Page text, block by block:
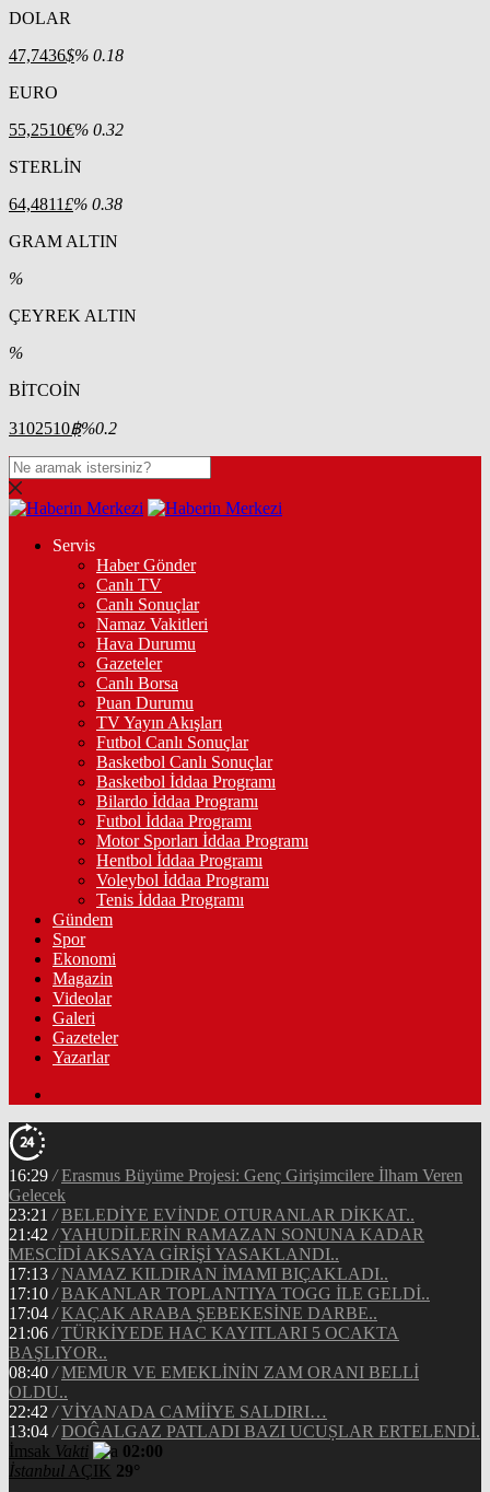
DOLAR
47,7436$% 0.18
EURO
55,2510€% 0.32
STERLİN
64,4811£% 0.38
GRAM ALTIN
%
ÇEYREK ALTIN
%
BİTCOİN
3102510฿%0.2
Servis
Haber Gönder
Canlı TV
Canlı Sonuçlar
Namaz Vakitleri
Hava Durumu
Gazeteler
Canlı Borsa
Puan Durumu
TV Yayın Akışları
Futbol Canlı Sonuçlar
Basketbol Canlı Sonuçlar
Basketbol İddaa Programı
Bilardo İddaa Programı
Futbol İddaa Programı
Motor Sporları İddaa Programı
Hentbol İddaa Programı
Voleybol İddaa Programı
Tenis İddaa Programı
Gündem
Spor
Ekonomi
Magazin
Videolar
Galeri
Gazeteler
Yazarlar
16:29 / Erasmus Büyüme Projesi: Genç Girişimcilere İlham Veren
Gelecek
23:21 / BELEDİYE EVİNDE OTURANLAR DİKKAT..
21:42 /YAHUDİLERİN RAMAZAN SONUNA KADAR
MESCİDİ AKSAYA GİRİŞİ YASAKLANDI..
17:13 / NAMAZ KILDIRAN İMAMI BIÇAKLADI..
17:10 / BAKANLAR TOPLANTIYA TOGG İLE GELDİ..
17:04 / KAÇAK ARABA ŞEBEKESİNE DARBE..
21:06 / TÜRKİYEDE HAC KAYITLARI 5 OCAKTA
BAŞLIYOR..
08:40 / MEMUR VE EMEKLİNİN ZAM ORANI BELLİ
OLDU..
22:42 / VİYANADA CAMİİYE SALDIRI…
13:04 / DOĜALGAZ PATLADI BAZI UCUṢLAR ERTELENDİ.
İmsak Vakti
02:00
İstanbul AÇIK 29°